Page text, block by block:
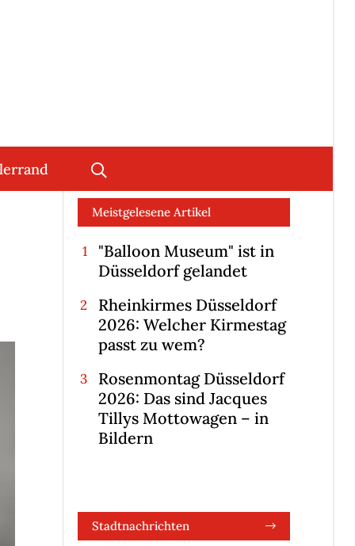
Meistgelesene Artikel
"Balloon Museum" ist in
Düsseldorf gelandet
Rheinkirmes Düsseldorf
2026: Welcher Kirmestag
passt zu wem?
Rosenmontag Düsseldorf
2026: Das sind Jacques
Tillys Mottowagen – in
Bildern
Stadtnachrichten